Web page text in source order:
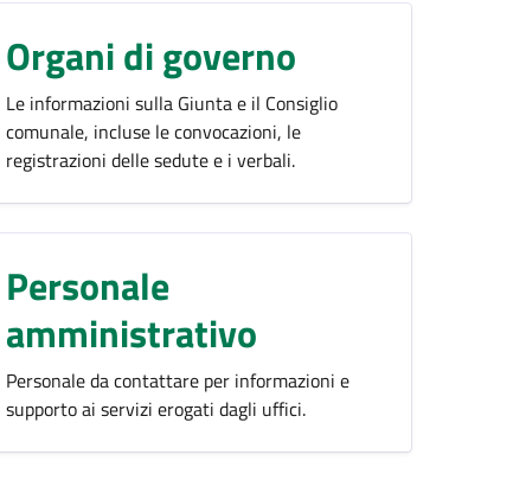
Organi di governo
Le informazioni sulla Giunta e il Consiglio
comunale, incluse le convocazioni, le
registrazioni delle sedute e i verbali.
Personale
amministrativo
Personale da contattare per informazioni e
supporto ai servizi erogati dagli uffici.